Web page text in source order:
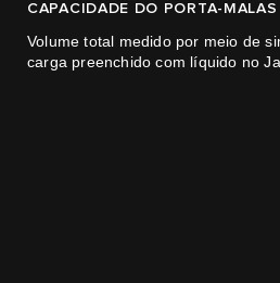
CAPACIDADE DO PORTA-MALAS
Volume total medido por meio de
carga preenchido com líquido no